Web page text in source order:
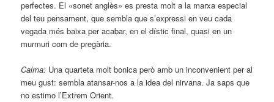
perfectes. El «sonet anglès» es presta molt a la marxa especial
del teu pensament, que sembla que s’expressi en veu cada
vegada més baixa per acabar, en el dístic final, quasi en un
murmuri com de pregària.
Calma: Una quarteta molt bonica però amb un inconvenient per al
meu gust: sembla atansar-nos a la idea del nirvana. Ja saps que
no estimo l’Extrem Orient.